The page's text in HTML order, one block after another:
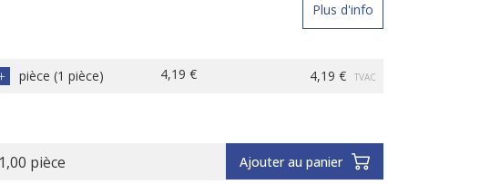
Plus d'info
pièce (1 pièce) 4,19 € 4,19 € TVAC
1,00 pièce Ajouter au panier